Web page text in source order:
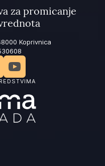
za promicanje
Koprivnica